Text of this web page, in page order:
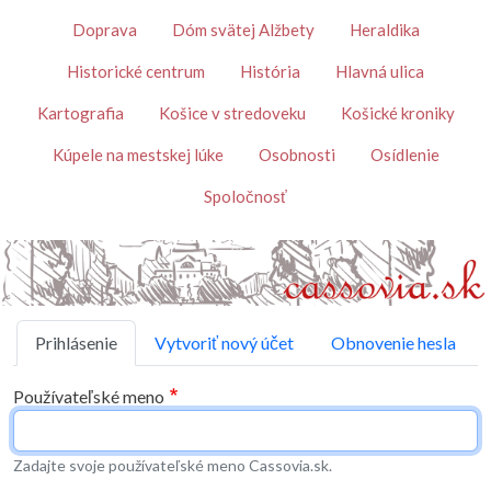
TémyDoprava Dóm svätej Alžbety Heraldika
Historické centrum História Hlavná ulica
Kartografia Košice v stredoveku Košické kroniky
Kúpele na mestskej lúke Osobnosti Osídlenie
Spoločnosť
Primárne karty
Prihlásenie Vytvoriť nový účet Obnovenie hesla
Používateľské meno
Zadajte svoje používateľské meno Cassovia.sk.